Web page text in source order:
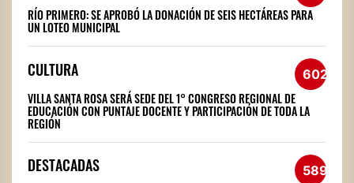
RÍO PRIMERO: SE APROBÓ LA DONACIÓN DE SEIS HECTÁREAS PARA
UN LOTEO MUNICIPAL
CULTURA 602
VILLA SANTA ROSA SERÁ SEDE DEL 1° CONGRESO REGIONAL DE
EDUCACIÓN CON PUNTAJE DOCENTE Y PARTICIPACIÓN DE TODA LA
REGIÓN
DESTACADAS 589